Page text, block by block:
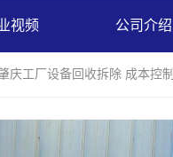
视频 公司介绍
庆工厂设备回收拆除 成本控制